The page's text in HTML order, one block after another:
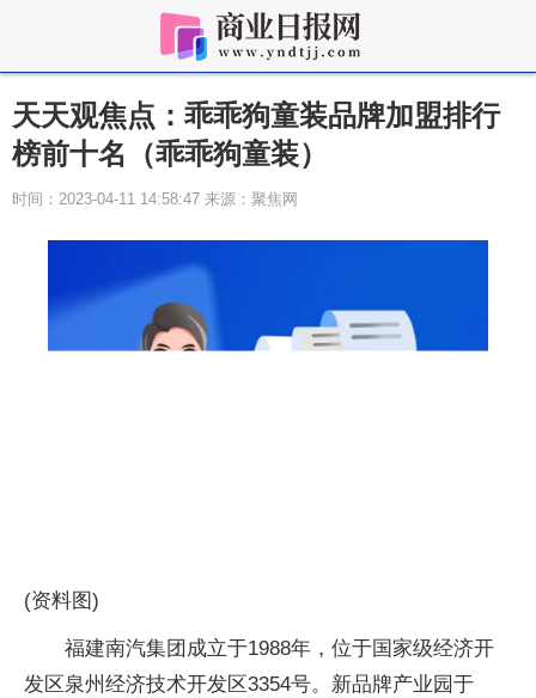
天天观焦点：乖乖狗童装品牌加盟排行
榜前十名（乖乖狗童装）
时间：2023-04-11 14:58:47 来源：聚焦网
(资料图)
福建南汽集团成立于1988年，位于国家级经济开
发区泉州经济技术开发区3354号。新品牌产业园于